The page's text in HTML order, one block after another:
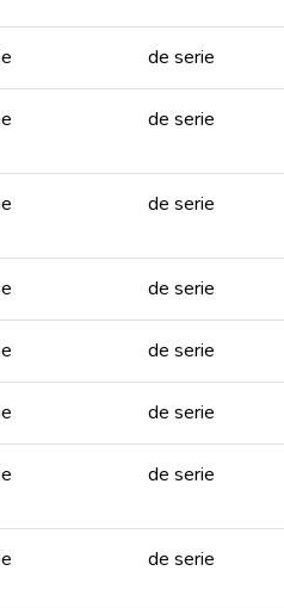
de serie
de serie
de serie
de serie
de serie
de serie
de serie
de serie